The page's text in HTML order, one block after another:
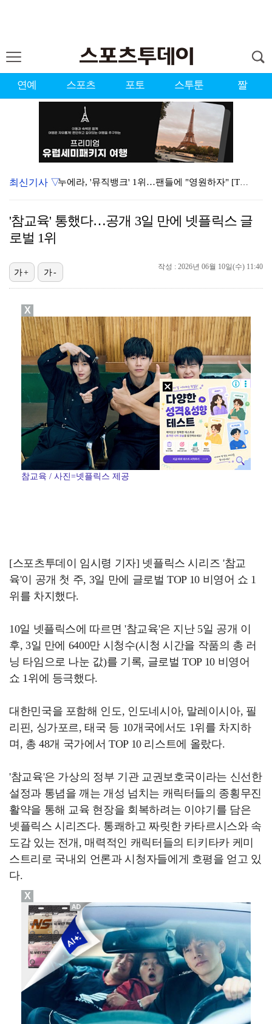
연예 스포츠 포토 스투툰 짤
누에라, '뮤직뱅크' 1위…팬들에 "영원하자" [TV캡…
서장훈 감독 "내 능력 부족" 자책하게 만든 펜타곤과의…
폭발까지 5분…안보현·정은채, 목숨 건 사투 시작(재벌…
이강인, 아틀레티코 마드리드 첫 훈련 진행…9일 맨시티…
'1라운드 115위' 김민별, 2라운드 7타 줄이며 7…
대놓고 '심판 마사지'로 결재 받기도…최종 결재권자는 …
외신까지 퍼지고 있는 축구협회 성접대 논란…2002 한…
최신기사 ▽
'참교육' 통했다…공개 3일 만에 넷플릭스 글
로벌 1위
작성 : 2026년 06월 10일(수) 11:40
가+ 가-
참교육 / 사진=넷플릭스 제공
[스포츠투데이 임시령 기자] 넷플릭스 시리즈 '참교
육'이 공개 첫 주, 3일 만에 글로벌 TOP 10 비영어 쇼 1
위를 차지했다.
10일 넷플릭스에 따르면 '참교육'은 지난 5일 공개 이
후, 3일 만에 6400만 시청수(시청 시간을 작품의 총 러
닝 타임으로 나눈 값)를 기록, 글로벌 TOP 10 비영어
쇼 1위에 등극했다.
대한민국을 포함해 인도, 인도네시아, 말레이시아, 필
리핀, 싱가포르, 태국 등 10개국에서도 1위를 차지하
며, 총 48개 국가에서 TOP 10 리스트에 올랐다.
'참교육'은 가상의 정부 기관 교권보호국이라는 신선한
설정과 통념을 깨는 개성 넘치는 캐릭터들의 종횡무진
활약을 통해 교육 현장을 회복하려는 이야기를 담은
넷플릭스 시리즈다. 통쾌하고 짜릿한 카타르시스와 속
도감 있는 전개, 매력적인 캐릭터들의 티키타카 케미
스트리로 국내외 언론과 시청자들에게 호평을 얻고 있
다.
X
X